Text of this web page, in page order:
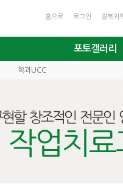
홈으로 로그인 경북과
학과UCC
포토갤러리